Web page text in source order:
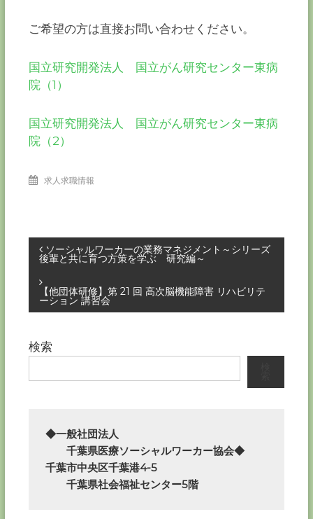
協
会
つ
な
ぐ
く
る
千
力
ご希望の方は直接お問い合わせください。
国立研究開発法人 国立がん研究センター東病
院（1）
国立研究開発法人 国立がん研究センター東病
院（2）
求人求職情報
投
稿
ナ
ビ
ゲ
シ
ョ
ソーシャルワーカーの業務マネジメント～シリーズ
後輩と共に育つ方策を学ぶ 研究編～
【他団体研修】第 21 回 高次脳機能障害 リハビリテ
ーション 講習会
検索
◆一般社団法人
千葉県医療ソーシャルワーカー協会◆
千葉市中央区千葉港4-5
千葉県社会福祉センター5階